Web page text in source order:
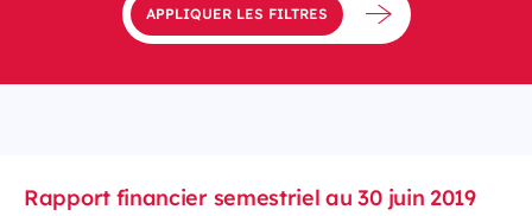
APPLIQUER LES FILTRES
Rapport financier semestriel au 30 juin 2019